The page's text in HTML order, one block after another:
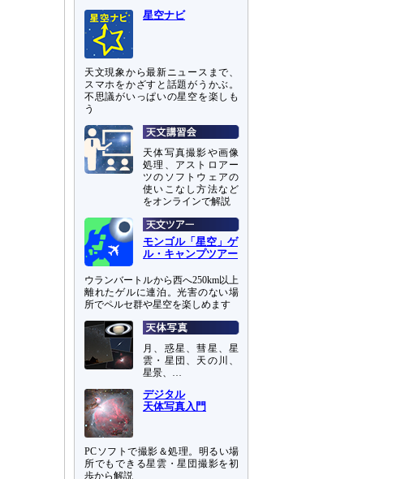
星空ナビ
天文現象から最新ニュースまで、
スマホをかざすと話題がうかぶ。
不思議がいっぱいの星空を楽しも
う
天体写真撮影や画像
処理、アストロアー
ツのソフトウェアの
使いこなし方法など
をオンラインで解説
モンゴル「星空」ゲ
ル・キャンプツアー
ウランバートルから西へ250km以上
離れたゲルに連泊。光害のない場
所でペルセ群や星空を楽しめます
月、惑星、彗星、星
雲・星団、天の川、
星景、…
デジタル
天体写真入門
PCソフトで撮影＆処理。明るい場
所でもできる星雲・星団撮影を初
歩から解説